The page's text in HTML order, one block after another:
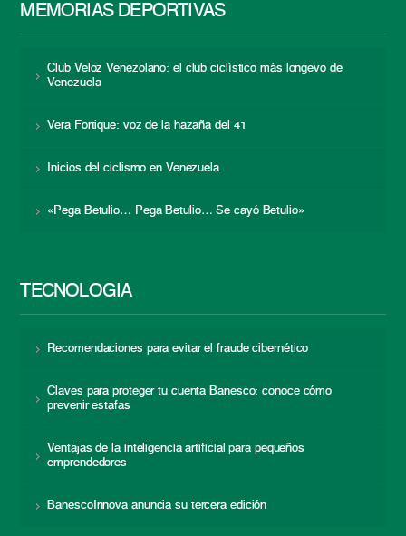
MEMORIAS DEPORTIVAS
Club Veloz Venezolano: el club ciclístico más longevo de
Venezuela
Vera Fortique: voz de la hazaña del 41
Inicios del ciclismo en Venezuela
«Pega Betulio… Pega Betulio… Se cayó Betulio»
TECNOLOGÍA
Recomendaciones para evitar el fraude cibernético
Claves para proteger tu cuenta Banesco: conoce cómo
prevenir estafas
Ventajas de la inteligencia artificial para pequeños
emprendedores
BanescoInnova anuncia su tercera edición